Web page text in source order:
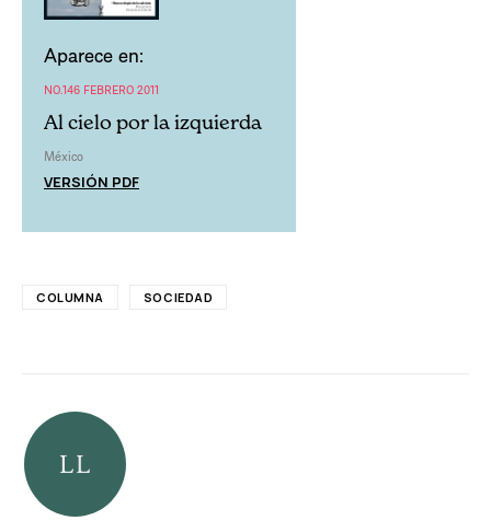
Aparece en:
NO.146 FEBRERO 2011
Al cielo por la izquierda
México
VERSIÓN PDF
COLUMNA SOCIEDAD